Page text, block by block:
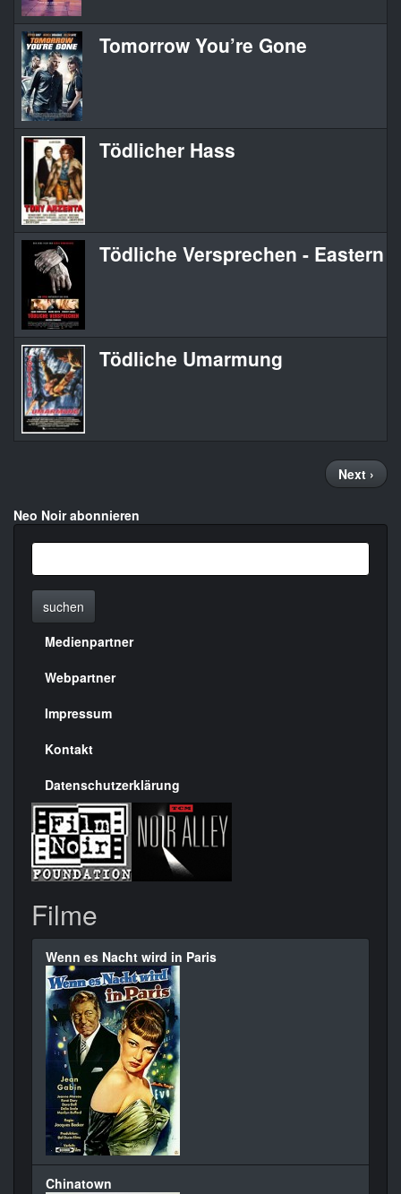
Tomorrow You’re Gone
Tödlicher Hass
Tödliche Versprechen - Eastern
Tödliche Umarmung
Nächste
Seite
Next ›
Neo Noir abonnieren
suchen
Menülinks
rechte
Seite
Medienpartner
Webpartner
Impressum
Kontakt
Datenschutzerklärung
Filme
Wenn es Nacht wird in Paris
Chinatown